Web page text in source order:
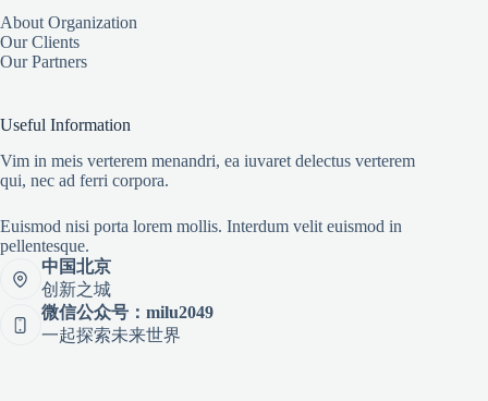
About Organization
Our Clients
Our Partners
Useful Information
Vim in meis verterem menandri, ea iuvaret delectus verterem
qui, nec ad ferri corpora.
Euismod nisi porta lorem mollis. Interdum velit euismod in
pellentesque.
中国北京
创新之城
微信公众号：milu2049
一起探索未来世界